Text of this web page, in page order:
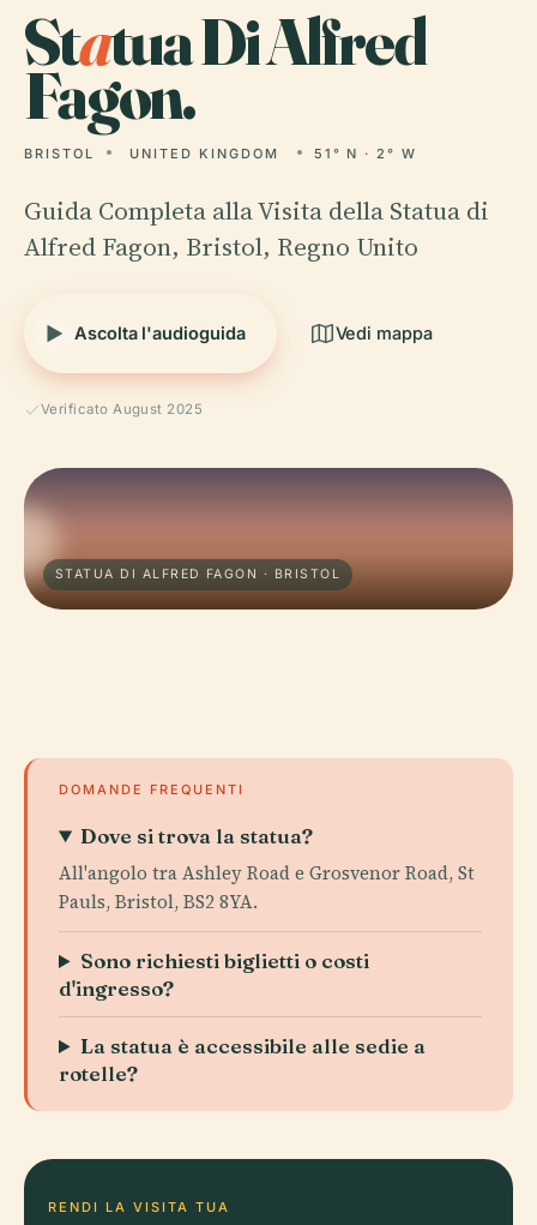
Statua Di Alfred
Fagon.
BRISTOL UNITED KINGDOM 51° N · 2° W
Guida Completa alla Visita della Statua di
Alfred Fagon, Bristol, Regno Unito
Ascolta l'audioguida Vedi mappa
Verificato August 2025
STATUA DI ALFRED FAGON · BRISTOL
DOMANDE FREQUENTI
Dove si trova la statua?
All'angolo tra Ashley Road e Grosvenor Road, St
Pauls, Bristol, BS2 8YA.
Sono richiesti biglietti o costi
d'ingresso?
La statua è accessibile alle sedie a
rotelle?
RENDI LA VISITA TUA